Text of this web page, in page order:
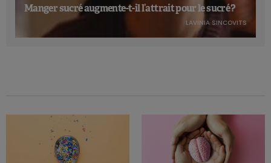
Manger sucré augmente-t-il l’attrait pour le sucré ?
LAVINIA SINCOVITS